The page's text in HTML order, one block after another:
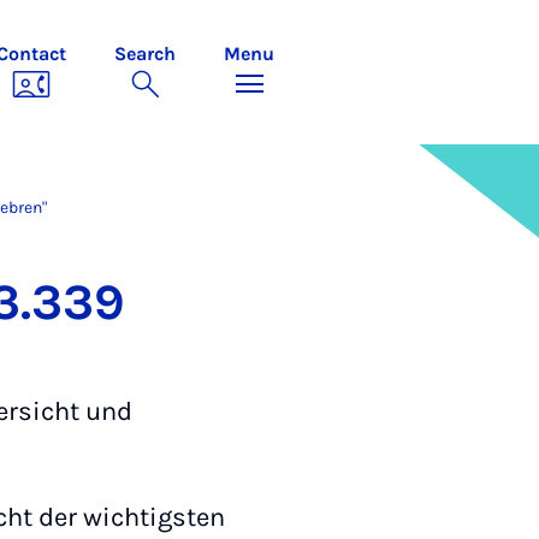
Search Menu
und
der wichtigsten